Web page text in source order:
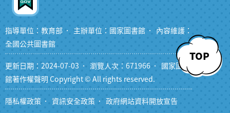
TOP
指導單位：教育部 主辦單位：國家圖書館
內容維護：
全國公共圖書館
更新日期：2024-07-03 瀏覽人次：671966
國家圖書
館著作權聲明 Copyright © All rights reserved.
隱私權政策 資訊安全政策 政府網站資料開放宣告